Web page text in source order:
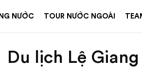
NƯỚC TOUR NƯỚC NGOÀI
Du lịch Lệ